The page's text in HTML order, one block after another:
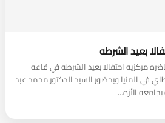
بعيد الشرطه
مركزيه احتفالا بعيد الشرطه في قاعه
في المنيا وبحضور السيد الدكتور محمد عبد
الأزه…